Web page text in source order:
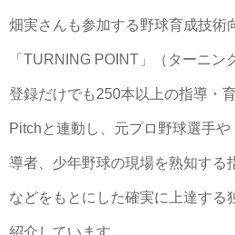
畑実さんも参加する野球育成技術
「TURNING POINT」（ターニン
登録だけでも250本以上の指導・
Pitchと連動し、元プロ野球選手
導者、少年野球の現場を熟知する
などをもとにした確実に上達する